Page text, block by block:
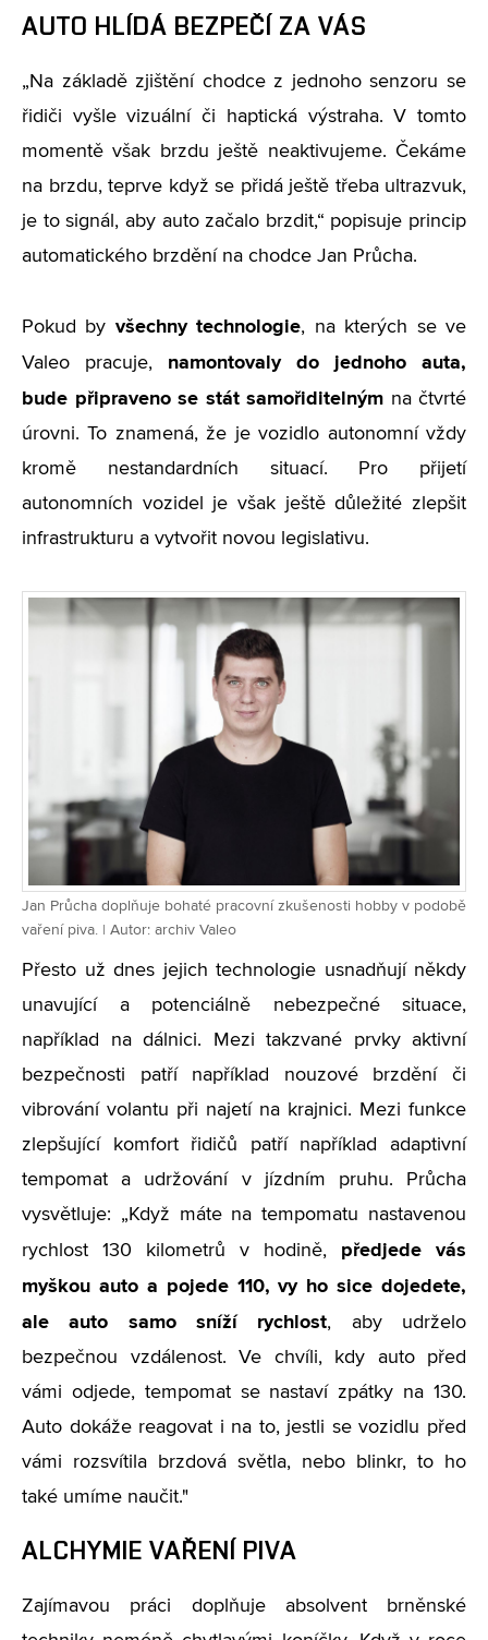
AUTO HLÍDÁ BEZPEČÍ ZA VÁS
„Na základě zjištění chodce z jednoho senzoru se
řidiči vyšle vizuální či haptická výstraha. V tomto
momentě však brzdu ještě neaktivujeme. Čekáme
na brzdu, teprve když se přidá ještě třeba ultrazvuk,
je to signál, aby auto začalo brzdit,“ popisuje princip
automatického brzdění na chodce Jan Průcha.
Pokud by všechny technologie, na kterých se ve
Valeo pracuje, namontovaly do jednoho auta,
bude připraveno se stát samořiditelným na čtvrté
úrovni. To znamená, že je vozidlo autonomní vždy
kromě nestandardních situací. Pro přijetí
autonomních vozidel je však ještě důležité zlepšit
infrastrukturu a vytvořit novou legislativu.
Jan Průcha doplňuje bohaté pracovní zkušenosti hobby v podobě
vaření piva. | Autor: archiv Valeo
Přesto už dnes jejich technologie usnadňují někdy
unavující a potenciálně nebezpečné situace,
například na dálnici. Mezi takzvané prvky aktivní
bezpečnosti patří například nouzové brzdění či
vibrování volantu při najetí na krajnici. Mezi funkce
zlepšující komfort řidičů patří například adaptivní
tempomat a udržování v jízdním pruhu. Průcha
vysvětluje: „Když máte na tempomatu nastavenou
rychlost 130 kilometrů v hodině, předjede vás
myškou auto a pojede 110, vy ho sice dojedete,
ale auto samo sníží rychlost, aby udrželo
bezpečnou vzdálenost. Ve chvíli, kdy auto před
vámi odjede, tempomat se nastaví zpátky na 130.
Auto dokáže reagovat i na to, jestli se vozidlu před
vámi rozsvítila brzdová světla, nebo blinkr, to ho
také umíme naučit."
ALCHYMIE VAŘENÍ PIVA
Zajímavou práci doplňuje absolvent brněnské